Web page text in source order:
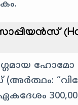
ഹോമോ
(അർത്ഥം: